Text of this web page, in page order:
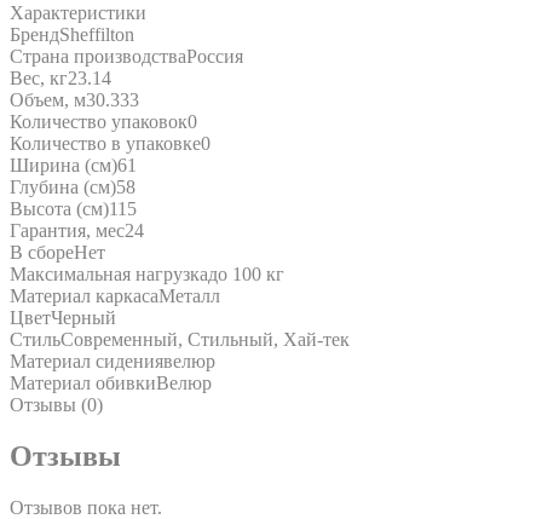
Характеристики
БрендSheffilton
Страна производстваРоссия
Вес, кг23.14
Объем, м30.333
Количество упаковок0
Количество в упаковке0
Ширина (см)61
Глубина (см)58
Высота (см)115
Гарантия, мес24
В сбореНет
Максимальная нагрузкадо 100 кг
Материал каркасаМеталл
ЦветЧерный
СтильСовременный, Стильный, Хай-тек
Материал сидениявелюр
Материал обивкиВелюр
Отзывы (0)
Отзывы
Отзывов пока нет.